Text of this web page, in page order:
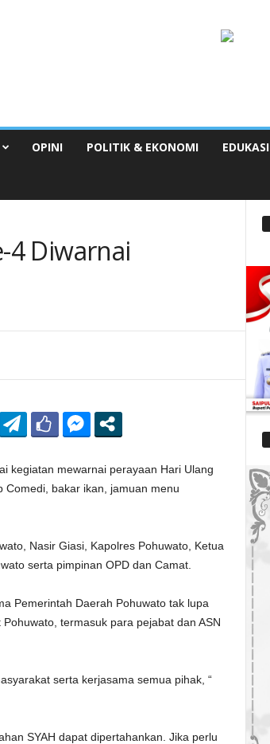
OPINI POLITIK & EKONOMI EDUKASI
4 Diwarnai
kegiatan mewarnai perayaan Hari Ulang
Comedi, bakar ikan, jamuan menu
Nasir Giasi, Kapolres Pohuwato, Ketua
serta pimpinan OPD dan Camat.
Pemerintah Daerah Pohuwato tak lupa
termasuk para pejabat dan ASN
serta kerjasama semua pihak, “
SYAH dapat dipertahankan. Jika perlu